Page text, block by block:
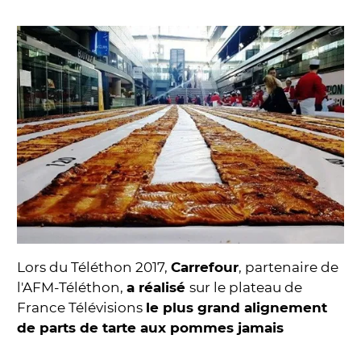
Lors du Téléthon 2017, Carrefour, partenaire de
l'AFM-Téléthon, a réalisé sur le plateau de
France Télévisions le plus grand alignement
de parts de tarte aux pommes jamais